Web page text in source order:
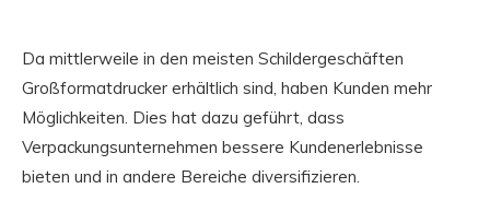
Da mittlerweile in den meisten Schildergeschäften
Großformatdrucker erhältlich sind, haben Kunden mehr
Möglichkeiten. Dies hat dazu geführt, dass
Verpackungsunternehmen bessere Kundenerlebnisse
bieten und in andere Bereiche diversifizieren.